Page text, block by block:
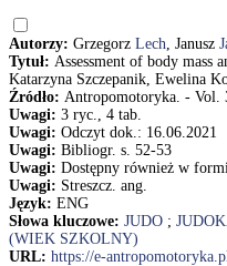
Autorzy: Grzegorz Lech, Janusz
Tytuł: Assessment of body mass
Katarzyna Szczepanik, Ewelina
Źródło: Antropomotoryka. - Vol.
Uwagi: 3 ryc., 4 tab.
Uwagi: Odczyt dok.: 16.06.2021
Uwagi: Bibliogr. s. 52-53
Uwagi: Dostępny również w
Uwagi: Streszcz. ang.
Język: ENG
Słowa kluczowe: JUDO ;
(WIEK SZKOLNY)
URL: https://e-